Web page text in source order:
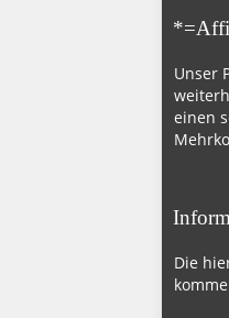
Unser
einen
Die